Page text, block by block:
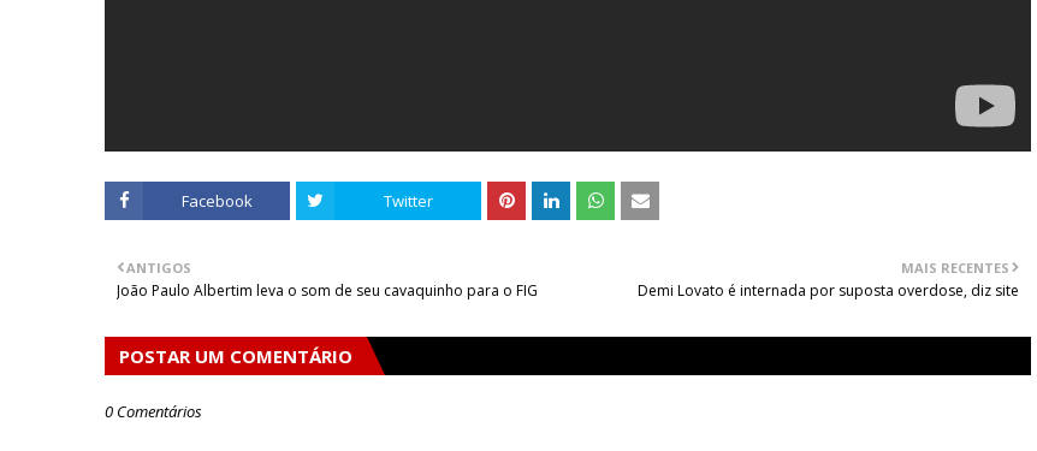
Facebook Twitter
MAIS RECENTES
Demi Lovato é internada por suposta overdose, diz site
ANTIGOS
João Paulo Albertim leva o som de seu cavaquinho para o FIG
POSTAR UM COMENTÁRIO
0 Comentários